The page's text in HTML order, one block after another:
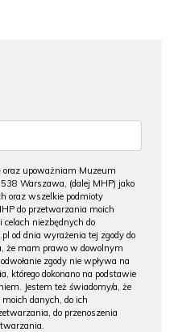
oraz upoważniam Muzeum
Warszawa, (dalej MHP) jako
oraz wszelkie podmioty
do przetwarzania moich
niezbędnych do
od dnia wyrażenia tej zgody do
że mam prawo w dowolnym
zgody nie wpływa na
którego dokonano na podstawie
Jestem też świadomy/a, że
danych, do ich
do przenoszenia